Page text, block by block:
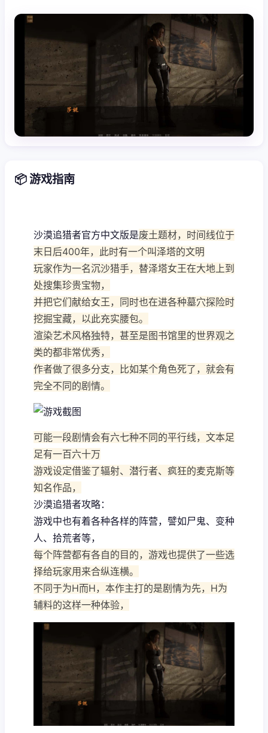
📦 游戏指南
沙漠追猎者官方中文版是废土题材，时间线位于
末日后400年，此时有一个叫泽塔的文明
玩家作为一名沉沙猎手，替泽塔女王在大地上到
处搜集珍贵宝物，
并把它们献给女王，同时也在进各种墓穴探险时
挖掘宝藏，以此充实腰包。
渲染艺术风格独特，甚至是图书馆里的世界观之
类的都非常优秀，
作者做了很多分支，比如某个角色死了，就会有
完全不同的剧情。
可能一段剧情会有六七种不同的平行线，文本足
足有一百六十万
游戏设定借鉴了辐射、潜行者、疯狂的麦克斯等
知名作品，
沙漠追猎者攻略：
游戏中也有着各种各样的阵营，譬如尸鬼、变种
人、拾荒者等，
每个阵营都有各自的目的，游戏也提供了一些选
择给玩家用来合纵连横。
不同于为H而H，本作主打的是剧情为先，H为
辅料的这样一种体验，